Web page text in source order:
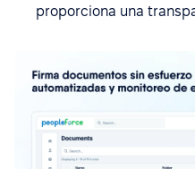
proporciona una